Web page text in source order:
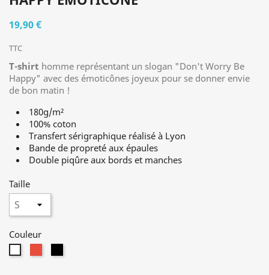
19,90 €
TTC
T-shirt homme représentant un slogan "Don't Worry Be
Happy" avec des émoticônes joyeux pour se donner envie
de bon matin !
180g/m²
100% coton
Transfert sérigraphique réalisé à Lyon
Bande de propreté aux épaules
Double piqûre aux bords et manches
Taille
Couleur